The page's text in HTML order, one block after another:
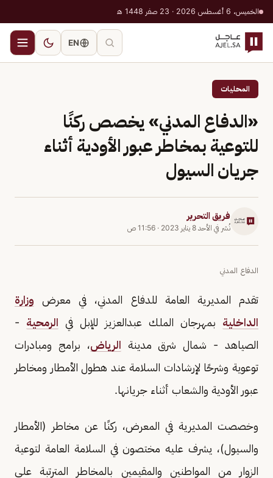
الخميس، 6 أغسطس 2026 · 23 صفر 1448 هـ
EN
المحليات
«الدفاع المدني» يخصص ركنًا
للتوعية بمخاطر عبور الأودية أثناء
جريان السيول
فريق التحرير
نُشر في الأحد 8 يناير 2023 · 11:56 ص
الدفاع المدني
تقدم المديرية العامة للدفاع المدني، في معرض وزارة
الداخلية بمهرجان الملك عبدالعزيز للإبل في الرمحية -
الصياهد - شمال شرق مدينة الرياض، برامج ومبادرات
توعوية وشرحًا لإرشادات السلامة عند هطول الأمطار ومخاطر
عبور الأودية والشعاب أثناء جريانها.
وخصصت المديرية في المعرض، ركنًا عن مخاطر (الأمطار
والسيول)، يشرف عليه مختصون في السلامة العامة لتوعية
الزوار من المواطنين والمقيمين بالمخاطر المترتبة على